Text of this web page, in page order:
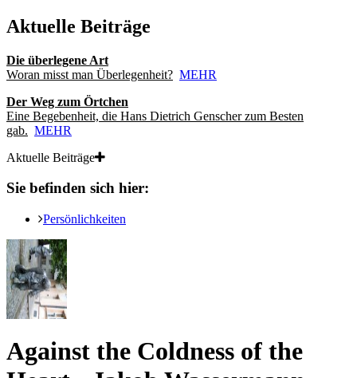
Aktuelle Beiträge
Die überlegene Art
Woran misst man Überlegenheit? MEHR
Der Weg zum Örtchen
Eine Begebenheit, die Hans Dietrich Genscher zum Besten
gab. MEHR
Aktuelle Beiträge
Sie befinden sich hier:
Persönlichkeiten
Against the Coldness of the